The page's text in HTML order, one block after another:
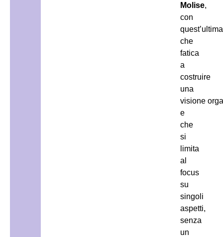
Molise,
con
quest’ultima
che
fatica
a
costruire
una
visione
e
che
si
limita
al
focus
su
singoli
aspetti,
senza
un